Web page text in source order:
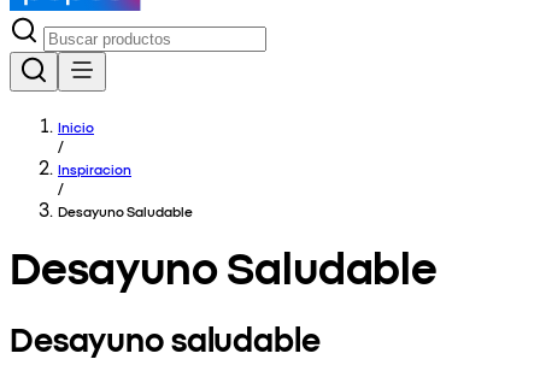
Inicio
/
Inspiracion
/
Desayuno Saludable
Desayuno Saludable
Desayuno saludable